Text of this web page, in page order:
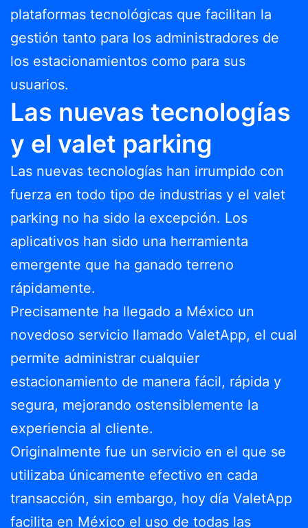
plataformas tecnológicas que facilitan la
gestión tanto para los administradores de
los estacionamientos como para sus
usuarios.
Las nuevas tecnologías
y el valet parking
Las nuevas tecnologías han irrumpido con
fuerza en todo tipo de industrias y el valet
parking no ha sido la excepción. Los
aplicativos han sido una herramienta
emergente que ha ganado terreno
rápidamente.
Precisamente ha llegado a México un
novedoso servicio llamado ValetApp, el cual
permite administrar cualquier
estacionamiento de manera fácil, rápida y
segura, mejorando ostensiblemente la
experiencia al cliente.
Originalmente fue un servicio en el que se
utilizaba únicamente efectivo en cada
transacción, sin embargo, hoy día ValetApp
facilita en México el uso de todas las